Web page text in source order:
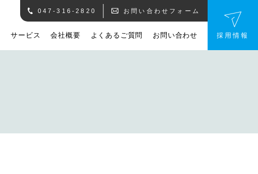
047-316-2820 お問い合わせフォーム
サービス 会社概要 よくあるご質問 お問い合わせ 採用情報